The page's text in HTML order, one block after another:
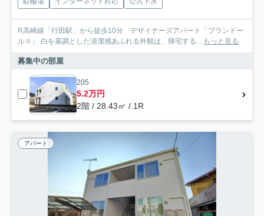
R高崎線「行田駅」から徒歩10分 デザイナーズアパート「プランドー
ルⅡ」 白を基調とした清潔感あふれる外観は、帰宅する...
もっと見る
募集中の部屋
205
5.2万円
2階 / 28.43㎡ / 1R
アパート